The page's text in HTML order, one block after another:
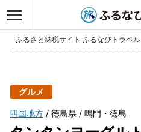
お気に入り
ふるさと納税サイト ふるなびトラベル
グルメ
四国地方 徳島県 鳴門・徳島